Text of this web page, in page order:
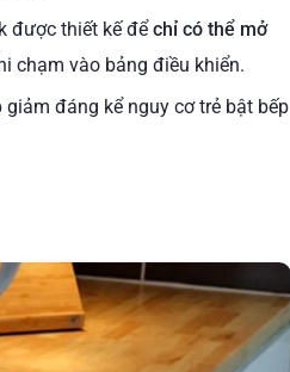
được thiết kế đểchỉ có thể mở
chạm vào bảng điều khiển.
giảm đáng kể nguy cơ trẻ bật bếp